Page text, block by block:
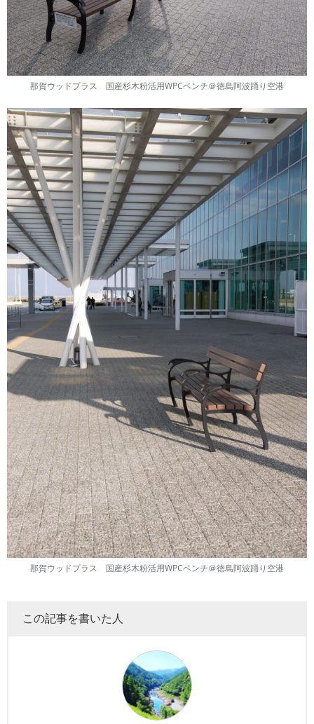
那賀ウッドプラス 国産杉木粉活用WPCベンチ＠徳島阿波踊り空港
那賀ウッドプラス 国産杉木粉活用WPCベンチ＠徳島阿波踊り空港
この記事を書いた人